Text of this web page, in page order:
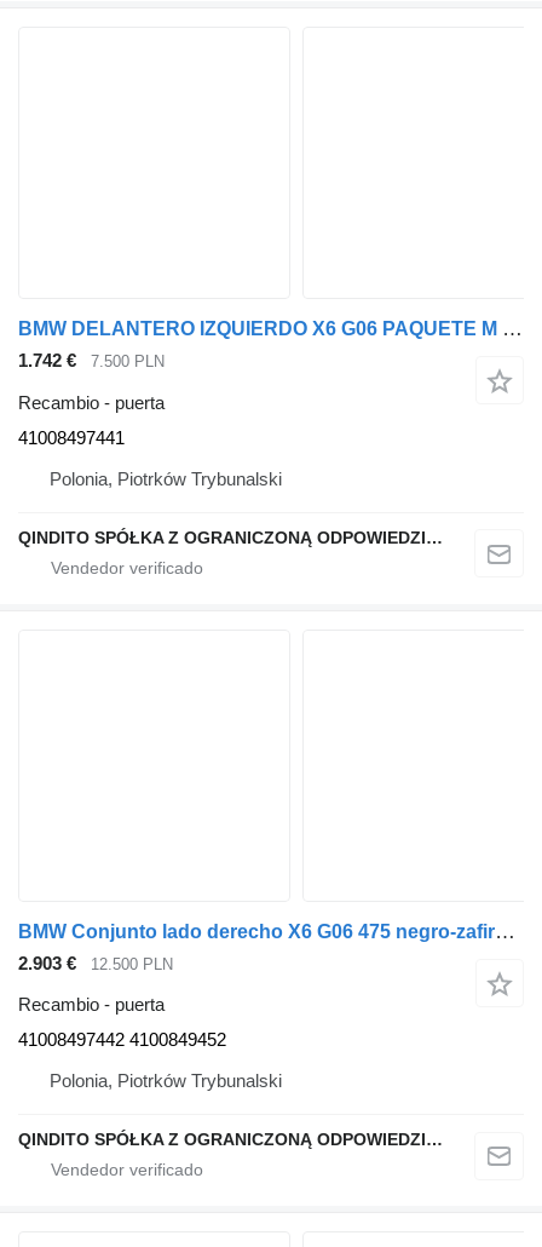
BMW DELANTERO IZQUIERDO X6 G06 PAQUETE M NEGRO ZAFIRO METALIZADO 475 41008497441 puerta para BMW X6 G06 coche
1.742 € 7.500 PLN
Recambio - puerta
41008497441
Polonia, Piotrków Trybunalski
QINDITO SPÓŁKA Z OGRANICZONĄ ODPOWIEDZIALNOŚCIĄ
BMW Conjunto lado derecho X6 G06 475 negro-zafiro metalizado 41008497442 puerta para BMW X6 G06 coche
2.903 € 12.500 PLN
Recambio - puerta
41008497442 4100849452
Polonia, Piotrków Trybunalski
QINDITO SPÓŁKA Z OGRANICZONĄ ODPOWIEDZIALNOŚCIĄ